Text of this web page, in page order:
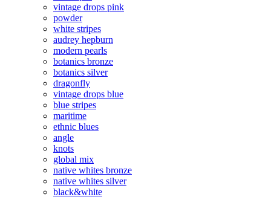
vintage drops pink
powder
white stripes
audrey hepburn
modern pearls
botanics bronze
botanics silver
dragonfly
vintage drops blue
blue stripes
maritime
ethnic blues
angle
knots
global mix
native whites bronze
native whites silver
black&white